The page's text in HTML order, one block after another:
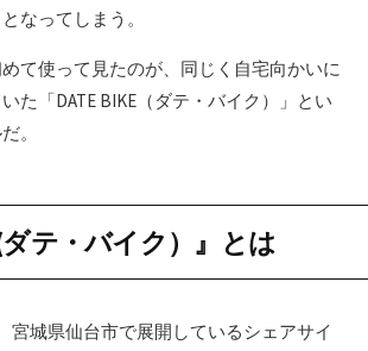
なってしまう。
て使って見たのが、同じく自宅向かいに
た「DATE BIKE（ダテ・バイク）」とい
。
ダテ・バイク）』とは
、宮城県仙台市で展開しているシェアサイ